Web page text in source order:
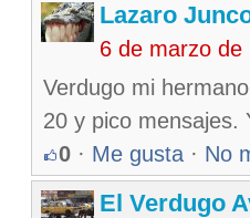
Lazaro
6 de marzo de
Verdugo mi
20 y pico mensajes.
0 · Me gusta · No
El Verdugo